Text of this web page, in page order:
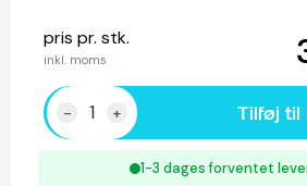
pris pr. stk.
inkl. moms
- + Tilføj til
1-3 dages forventet